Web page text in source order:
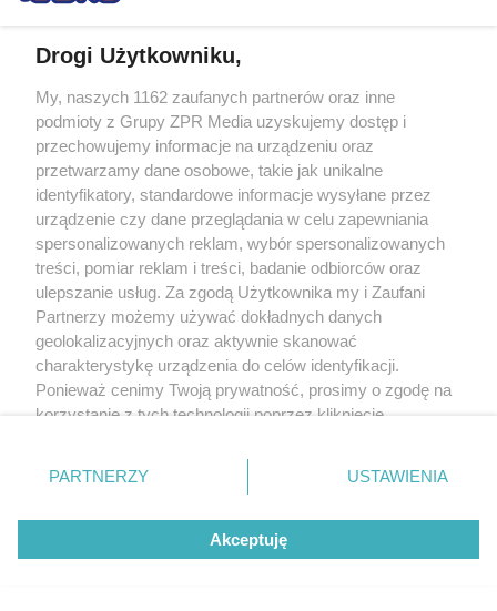
Żaden utwór zamieszczony w serwisie nie może być powielany i
rozpowszechniany lub dalej rozpowszechniany w jakikolwiek sposób (w
tym także elektroniczny lub mechaniczny) na jakimkolwiek polu
bez pisemnej zgody właściciela praw. Jakiekolwiek użycie lub
wykorzystanie utworów w całości lub w części z naruszeniem prawa, tzn.
Drogi Użytkowniku,
My, naszych 1162 zaufanych partnerów oraz inne
podmioty z Grupy ZPR Media uzyskujemy dostęp i
przechowujemy informacje na urządzeniu oraz
przetwarzamy dane osobowe, takie jak unikalne
identyfikatory, standardowe informacje wysyłane przez
urządzenie czy dane przeglądania w celu zapewniania
spersonalizowanych reklam, wybór spersonalizowanych
treści, pomiar reklam i treści, badanie odbiorców oraz
ulepszanie usług. Za zgodą Użytkownika my i Zaufani
Partnerzy możemy używać dokładnych danych
geolokalizacyjnych oraz aktywnie skanować
charakterystykę urządzenia do celów identyfikacji.
Ponieważ cenimy Twoją prywatność, prosimy o zgodę na
korzystanie z tych technologii poprzez kliknięcie
zmienić/wycofać klikając przycisk ustawień prywatności
znajdujący się w lewym dolnym rogu strony
rodzaje przetwarzania danych nie wymagają zgody
użytkownika, ale masz prawo sprzeciwić się takiemu
przetwarzaniu. Preferencje będą miały zastosowanie tylko
PARTNERZY USTAWIENIA
Akceptuję